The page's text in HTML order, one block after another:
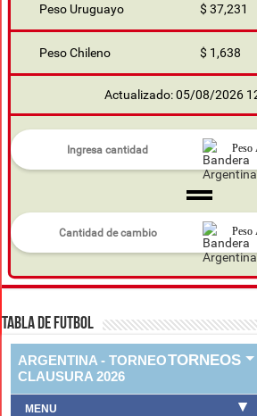
Peso Uruguayo $ 37,231
Peso Chileno $ 1,638
Actualizado: 05/08/2026
TABLA DE FUTBOL